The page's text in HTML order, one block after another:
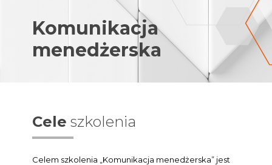
Komunikacja
menedżerska
Cele szkolenia
Celem szkolenia „Komunikacja menedżerska” jest